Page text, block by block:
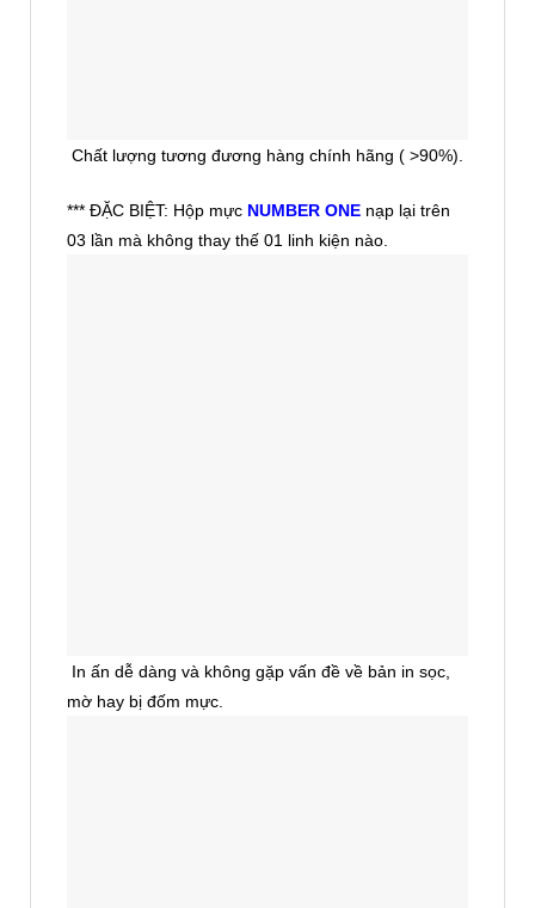
Chất lượng tương đương hàng chính hãng ( >90%).
*** ĐẶC BIỆT: Hộp mực NUMBER ONE nạp lại trên
03 lần mà không thay thế 01 linh kiện nào.
In ấn dễ dàng và không gặp vấn đề về bản in sọc,
mờ hay bị đốm mực.